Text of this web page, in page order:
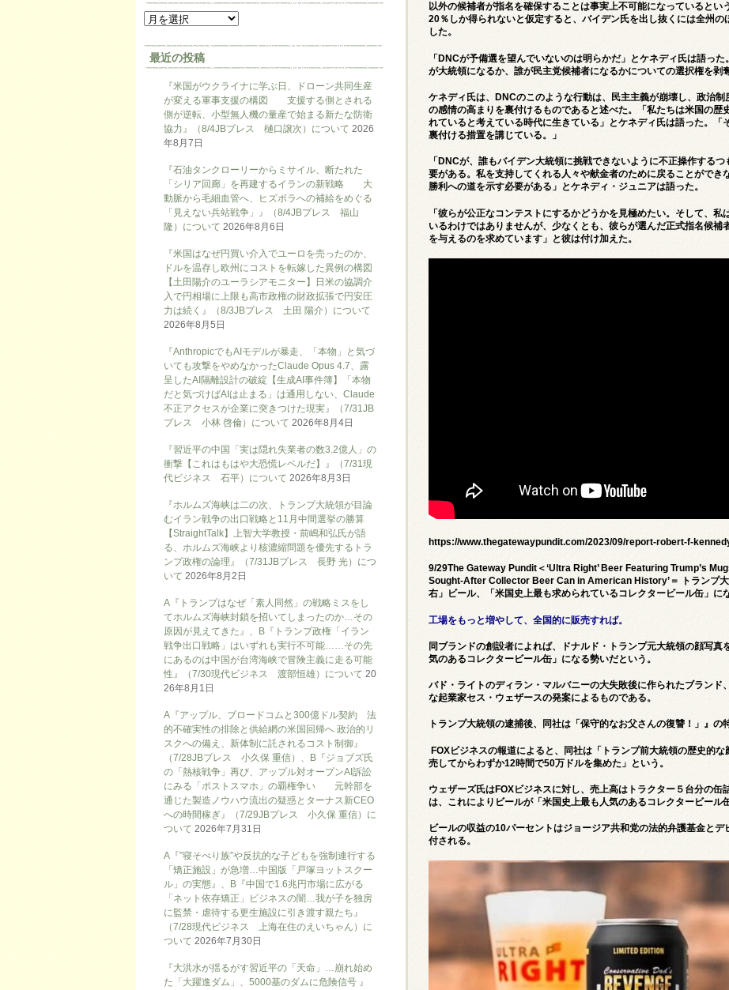
以外の候補者が指名を確保することは事実上不可能になっているとい
20％しか得られないと仮定すると、バイデン氏を出し抜くには全州
した。
「DNCが予備選を望んでいないのは明らかだ」とケネディ氏は語っ
が大統領になるか、誰が民主党候補者になるかについての選択権を剥
ケネディ氏は、DNCのこのような行動は、民主主義が崩壊し、政治
の感情の高まりを裏付けるものであると述べた。「私たちは米国の歴
れていると考えている時代に生きている」とケネディ氏は語った。「
裏付ける措置を講じている。」
「DNCが、誰もバイデン大統領に挑戦できないように不正操作する
要がある。私を支持してくれる人々や献金者のために戻ることができ
勝利への道を示す必要がある」とケネディ・ジュニアは語った。
「彼らが公正なコンテストにするかどうかを見極めたい。そして、
いるわけではありませんが、少なくとも、彼らが選んだ正式指名候補
を与えるのを求めています」と彼は付け加えた。
https://www.thegatewaypundit.com/2023/09/report-robert-f-
9/29The Gateway Pundit＜‘Ultra Right’ Beer Featuring Trump’s
Sought-After Collector Beer Can in American History’＝ トランプ大
右」ビール、「米国史上最も求められているコレクタービール缶」に
工場をもっと増やして、全国的に販売すれば。
同ブランドの創設者によれば、ドナルド・トランプ元大統領の顔写真
気のあるコレクタービール缶」になる勢いだという。
バド・ライトのディラン・マルバニーの大失敗後に作られたブランド
な起業家セス・ウェザースの発案によるものである。
トランプ大統領の逮捕後、同社は「 保守的なお父さんの復讐！」 』の
FOXビジネスの報道によると、同社は「トランプ前大統領の歴史的
売してからわずか12時間で50万ドルを集めた」という。
ウェザーズ氏はFOXビジネスに対し、売上高はトラクター５台分の缶
は、これによりビールが「米国史上最も人気のあるコレクタービール
ビールの収益の10パーセントはジョージア共和党の法的弁護基金と
付される。
最近の投稿
『米国がウクライナに学ぶ日、ドローン共同生産
が変える軍事支援の構図 支援する側とされる
側が逆転、小型無人機の量産で始まる新たな防衛
協力』（8/4JBプレス 樋口譲次）について 2026
年8月7日
『石油タンクローリーからミサイル、断たれた
「シリア回廊」を再建するイランの新戦略 大
動脈から毛細血管へ、ヒズボラへの補給をめぐる
「見えない兵站戦争」』（8/4JBプレス 福山
隆）について 2026年8月6日
『米国はなぜ円買い介入でユーロを売ったのか、
ドルを温存し欧州にコストを転嫁した異例の構図
【土田陽介のユーラシアモニター】日米の協調介
入で円相場に上限も高市政権の財政拡張で円安圧
力は続く』（8/3JBプレス 土田 陽介）について
2026年8月5日
『AnthropicでもAIモデルが暴走、「本物」と気づ
いても攻撃をやめなかったClaude Opus 4.7、露
呈したAI隔離設計の破綻【生成AI事件簿】「本物
だと気づけばAIは止まる」は通用しない、Claude
不正アクセスが企業に突きつけた現実』（7/31JB
プレス 小林 啓倫）について 2026年8月4日
『習近平の中国「実は隠れ失業者の数3.2億人」の
衝撃【これはもはや大恐慌レベルだ】』（7/31現
代ビジネス 石平）について 2026年8月3日
『ホルムズ海峡は二の次、トランプ大統領が目論
むイラン戦争の出口戦略と11月中間選挙の勝算
【StraightTalk】上智大学教授・前嶋和弘氏が語
る、ホルムズ海峡より核濃縮問題を優先するトラ
ンプ政権の論理』（7/31JBプレス 長野 光）につ
いて 2026年8月2日
A『トランプはなぜ「素人同然」の戦略ミスをし
てホルムズ海峡封鎖を招いてしまったのか…その
原因が見えてきた』、B『トランプ政権「イラン
戦争出口戦略」はいずれも実行不可能……その先
にあるのは中国が台湾海峡で冒険主義に走る可能
性』（7/30現代ビジネス 渡部恒雄）について 20
26年8月1日
A『アップル、ブロードコムと300億ドル契約 法
的不確実性の排除と供給網の米国回帰へ 政治的リ
スクへの備え、新体制に託されるコスト制御』
（7/28JBプレス 小久保 重信）、B『ジョブズ氏
の「熱核戦争」再び、アップル対オープンAI訴訟
にみる「ポストスマホ」の覇権争い 元幹部を
通じた製造ノウハウ流出の疑惑とターナス新CEO
への時間稼ぎ』（7/29JBプレス 小久保 重信）に
ついて 2026年7月31日
A『”寝そべり族”や反抗的な子どもを強制連行する
「矯正施設」が急増…中国版「戸塚ヨットスクー
ル」の実態』、B『中国で1.6兆円市場に広がる
「ネット依存矯正」ビジネスの闇…我が子を独房
に監禁・虐待する更生施設に引き渡す親たち』
（7/28現代ビジネス 上海在住のえいちゃん）に
ついて 2026年7月30日
『大洪水が揺るがす習近平の「天命」…崩れ始め
た「大躍進ダム」、5000基のダムに危険信号 』